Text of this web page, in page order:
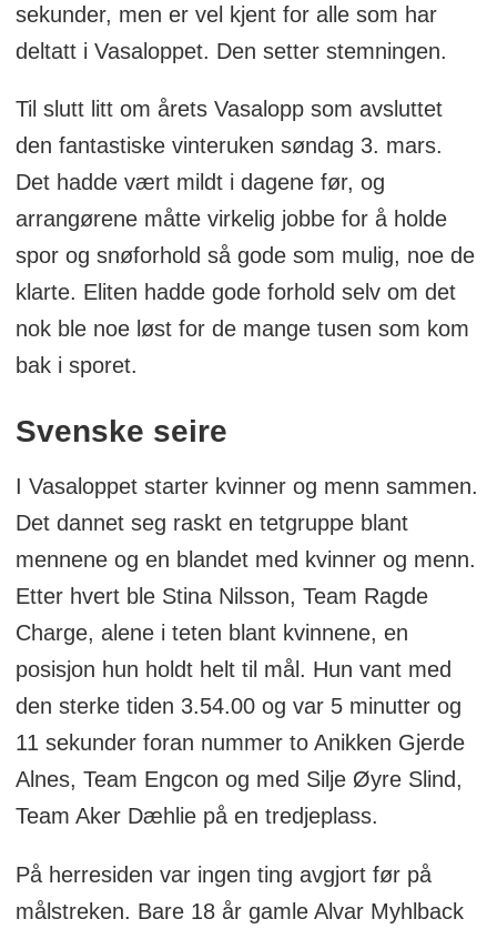
sekunder, men er vel kjent for alle som har
deltatt i Vasaloppet. Den setter stemningen.
Til slutt litt om årets Vasalopp som avsluttet
den fantastiske vinteruken søndag 3. mars.
Det hadde vært mildt i dagene før, og
arrangørene måtte virkelig jobbe for å holde
spor og snøforhold så gode som mulig, noe de
klarte. Eliten hadde gode forhold selv om det
nok ble noe løst for de mange tusen som kom
bak i sporet.
Svenske seire
I Vasaloppet starter kvinner og menn sammen.
Det dannet seg raskt en tetgruppe blant
mennene og en blandet med kvinner og menn.
Etter hvert ble Stina Nilsson, Team Ragde
Charge, alene i teten blant kvinnene, en
posisjon hun holdt helt til mål. Hun vant med
den sterke tiden 3.54.00 og var 5 minutter og
11 sekunder foran nummer to Anikken Gjerde
Alnes, Team Engcon og med Silje Øyre Slind,
Team Aker Dæhlie på en tredjeplass.
På herresiden var ingen ting avgjort før på
målstreken. Bare 18 år gamle Alvar Myhlback